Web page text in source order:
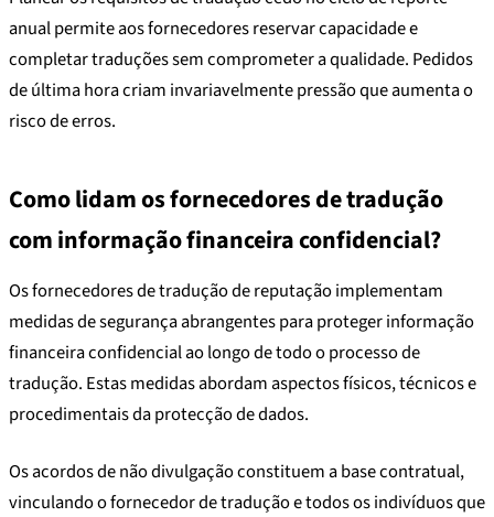
anual permite aos fornecedores reservar capacidade e
completar traduções sem comprometer a qualidade. Pedidos
de última hora criam invariavelmente pressão que aumenta o
risco de erros.
Como lidam os fornecedores de tradução
com informação financeira confidencial?
Os fornecedores de tradução de reputação implementam
medidas de segurança abrangentes para proteger informação
financeira confidencial ao longo de todo o processo de
tradução. Estas medidas abordam aspectos físicos, técnicos e
procedimentais da protecção de dados.
Os acordos de não divulgação constituem a base contratual,
vinculando o fornecedor de tradução e todos os indivíduos que